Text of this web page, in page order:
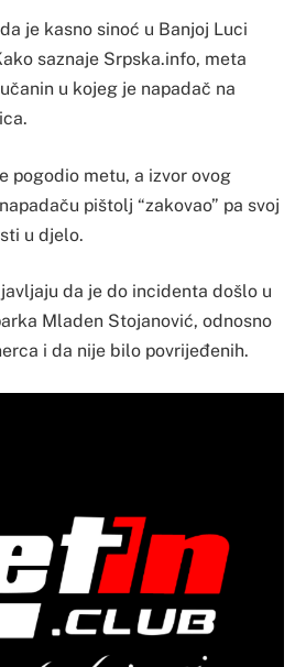
je kasno sinoć u Banjoj Luci
saznaje Srpska.info, meta
u kojeg je napadač na
pogodio metu, a izvor ovog
pištolj “zakovao” pa svoj
u djelo.
da je do incidenta došlo u
Mladen Stojanović, odnosno
i da nije bilo povrijeđenih.